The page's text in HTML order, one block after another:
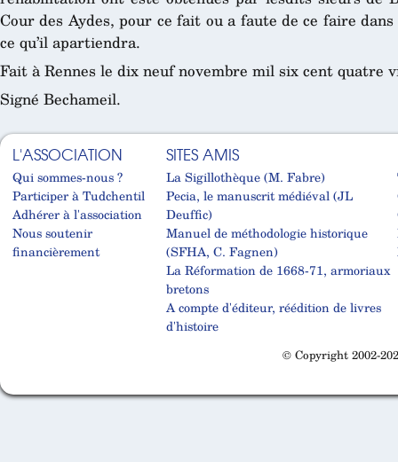
Cour des Aydes, pour ce fait ou a faute de ce faire
ce qu’il apartiendra.
Fait à Rennes le dix neuf novembre mil six cent quatre
Signé Bechameil.
L'ASSOCIATION
Qui sommes-nous ?
Participer à Tudchentil
Adhérer à l'association
Nous soutenir
financièrement
SITES AMIS
La Sigillothèque (M. Fabre)
Pecia, le manuscrit médiéval (JL
Deuffic)
Manuel de méthodologie historique
(SFHA, C. Fagnen)
La Réformation de 1668-71, armoriaux
bretons
A compte d'éditeur, réédition de livres
d'histoire
© Copyright 2002-